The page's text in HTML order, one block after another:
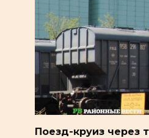
Поезд-круиз через